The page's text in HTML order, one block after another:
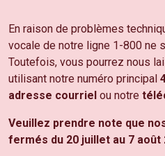
En raison de problèmes
vocale de notre ligne 1-800 ne
Toutefois, vous pourrez nous
utilisant notre numéro principal
adresse courriel ou notre
Veuillez prendre note que
fermés du 20 juillet au 7 août
NOS PRODUITS